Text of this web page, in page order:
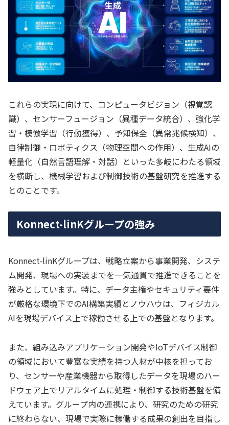
これらの実現に向けて、コンピュータビジョン（視覚認
識）、センサーフュージョン（異種データ統合）、強化学
習・模倣学習（行動獲得）、予知保全（異常兆候検知）、
自律制御・ロボティクス（物理空間への作用）、生成AIの
軽量化（自然言語理解・対話）といった多岐にわたる領域
を横断し、機械学習および制御技術の基盤研究を推進する
とのことです。
Konnect-linKグループの強み
Konnect-linKグループは、戦略立案から事業開発、システ
ム開発、現場への実装までを一気通貫で推進できることを
強みとしています。特に、データ主権やセキュリティ要件
が厳格な環境下でのAI構築実績とノウハウは、フィジカル
AIを現場デバイス上で稼働させる上での基盤となります。
また、組み込みアプリケーション開発やIoTデバイス制御
の領域において豊富な実績を持つ人材が中核を担ってお
り、センサーや産業機器から取得したデータを現場のハー
ドウェア上でリアルタイムに処理・制御する技術基盤を備
えています。グループ内の連携により、研究のための研究
に終わらない、現場で実際に稼働する成果の創出を目指し